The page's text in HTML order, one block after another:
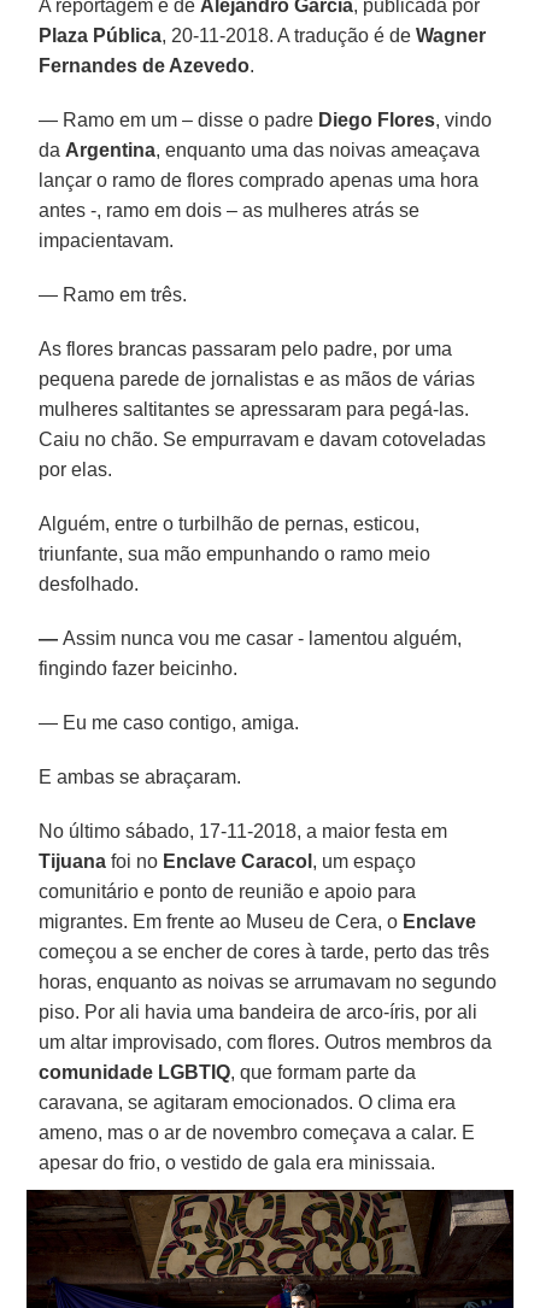
A reportagem é de Alejandro Garcia, publicada por
Plaza Pública, 20-11-2018. A tradução é deWagner
Fernandes de Azevedo.
— Ramo em um – disse o padre Diego Flores, vindo
da Argentina, enquanto uma das noivas ameaçava
lançar o ramo de flores comprado apenas uma hora
antes -, ramo em dois – as mulheres atrás se
impacientavam.
— Ramo em três.
As flores brancas passaram pelo padre, por uma
pequena parede de jornalistas e as mãos de várias
mulheres saltitantes se apressaram para pegá-las.
Caiu no chão. Se empurravam e davam cotoveladas
por elas.
Alguém, entre o turbilhão de pernas, esticou,
triunfante, sua mão empunhando o ramo meio
desfolhado.
—Assim nunca vou me casar - lamentou alguém,
fingindo fazer beicinho.
— Eu me caso contigo, amiga.
E ambas se abraçaram.
No último sábado, 17-11-2018, a maior festa em
Tijuana foi no Enclave Caracol , um espaço
comunitário e ponto de reunião e apoio para
migrantes. Em frente ao Museu de Cera, o Enclave
começou a se encher de cores à tarde, perto das três
horas, enquanto as noivas se arrumavam no segundo
piso. Por ali havia uma bandeira de arco-íris, por ali
um altar improvisado, com flores. Outros membros da
comunidade LGBTIQ, que formam parte da
caravana, se agitaram emocionados. O clima era
ameno, mas o ar de novembro começava a calar. E
apesar do frio, o vestido de gala era minissaia.